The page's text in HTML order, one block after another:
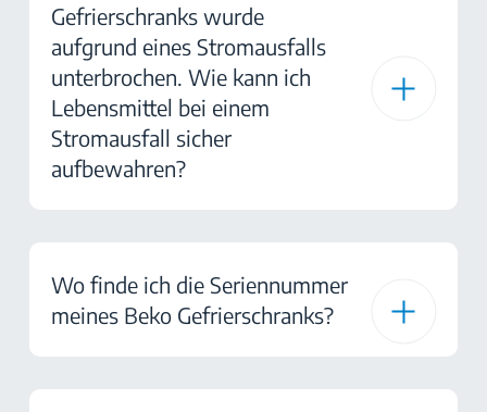
Gefrierschranks wurde
aufgrund eines Stromausfalls
unterbrochen. Wie kann ich
Lebensmittel bei einem
Stromausfall sicher
aufbewahren?
Wo finde ich die Seriennummer
meines Beko Gefrierschranks?